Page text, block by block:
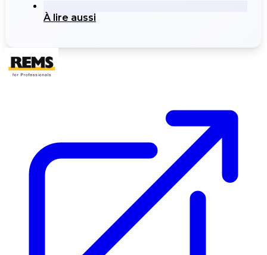
À lire aussi